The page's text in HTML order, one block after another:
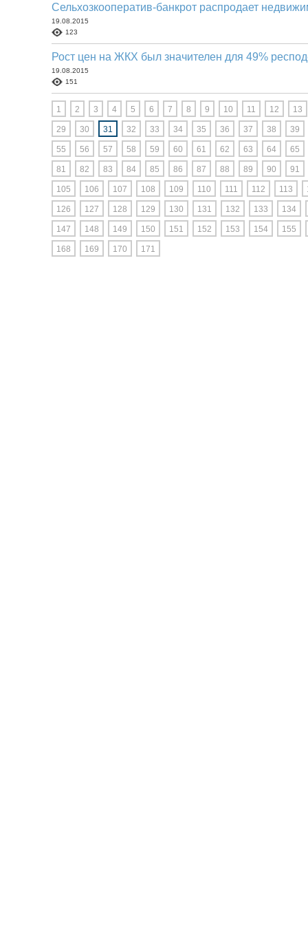
Сельхозкооператив-банкрот распродает
19.08.2015
123
Рост цен на ЖКХ был значителен для 49%
19.08.2015
151
1 2 3 4 5 6 7 8 9 10 11 12 13
29 30 31 32 33 34 35 36 37 38 39
55 56 57 58 59 60 61 62 63 64 65
81 82 83 84 85 86 87 88 89 90 91
105 106 107 108 109 110 111 112 113
126 127 128 129 130 131 132 133 134
147 148 149 150 151 152 153 154 155
168 169 170 171